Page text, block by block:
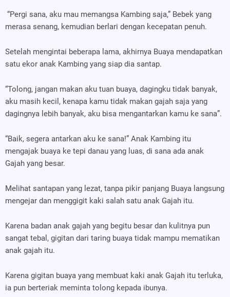
“Pergi sana, aku mau memangsa Kambing saja,” Bebek yang
merasa senang, kemudian berlari dengan kecepatan penuh.
Setelah mengintai beberapa lama, akhirnya Buaya mendapatkan
satu ekor anak Kambing yang siap dia santap.
“Tolong, jangan makan aku tuan buaya, dagingku tidak banyak,
aku masih kecil, kenapa kamu tidak makan gajah saja yang
dagingnya lebih banyak, aku bisa mengantarkan kamu ke sana”.
“Baik, segera antarkan aku ke sana!” Anak Kambing itu
mengajak buaya ke tepi danau yang luas, di sana ada anak
Gajah yang besar.
Melihat santapan yang lezat, tanpa pikir panjang Buaya langsung
mengejar dan menggigit kaki salah satu anak Gajah itu.
Karena badan anak gajah yang begitu besar dan kulitnya pun
sangat tebal, gigitan dari taring buaya tidak mampu mematikan
anak gajah itu.
Karena gigitan buaya yang membuat kaki anak Gajah itu terluka,
ia pun berteriak meminta tolong kepada ibunya.